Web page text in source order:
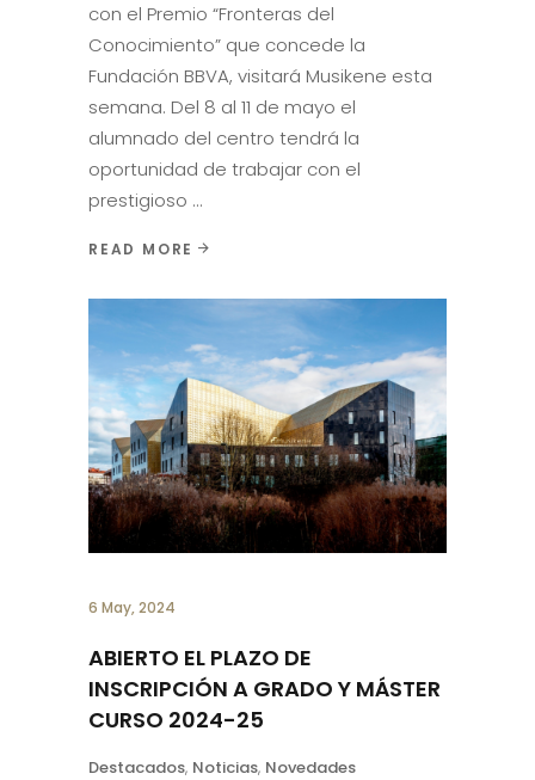
con el Premio “Fronteras del
Conocimiento” que concede la
Fundación BBVA, visitará Musikene esta
semana. Del 8 al 11 de mayo el
alumnado del centro tendrá la
oportunidad de trabajar con el
prestigioso
READ MORE
6 May, 2024
ABIERTO EL PLAZO DE
INSCRIPCIÓN A GRADO Y MÁSTER
CURSO 2024-25
Destacados, Noticias, Novedades